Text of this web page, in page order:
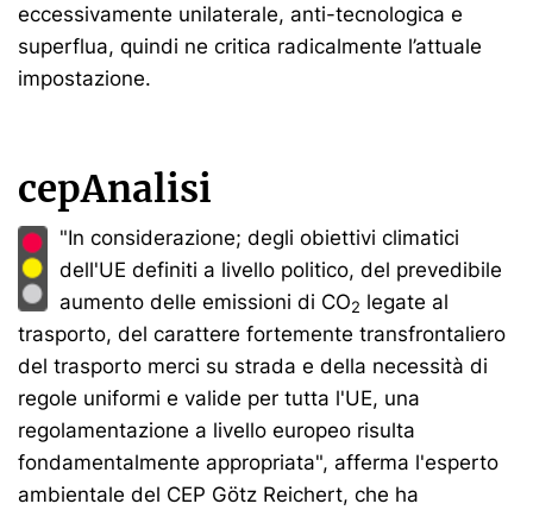
eccessivamente unilaterale, anti-tecnologica e
superflua, quindi ne critica radicalmente l’attuale
impostazione.
cepAnalisi
"In considerazione; degli obiettivi climatici
dell'UE definiti a livello politico, del prevedibile
aumento delle emissioni di CO2 legate al
trasporto, del carattere fortemente transfrontaliero
del trasporto merci su strada e della necessità di
regole uniformi e valide per tutta l'UE, una
regolamentazione a livello europeo risulta
fondamentalmente appropriata", afferma l'esperto
ambientale del CEP Götz Reichert, che ha